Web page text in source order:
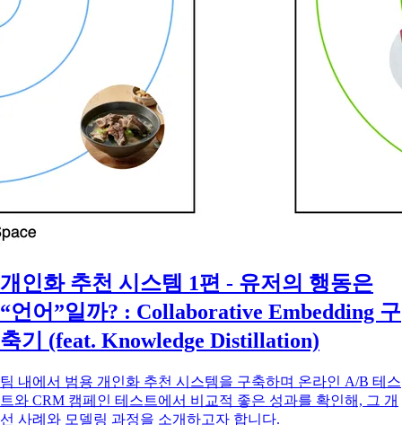
개인화 추천 시스템 1편 - 유저의 행동은
“언어”일까? : Collaborative Embedding 구
축기 (feat. Knowledge Distillation)
팀 내에서 범용 개인화 추천 시스템을 구축하며 온라인 A/B 테스
트와 CRM 캠페인 테스트에서 비교적 좋은 성과를 확인해, 그 개
선 사례와 모델링 과정을 소개하고자 합니다.